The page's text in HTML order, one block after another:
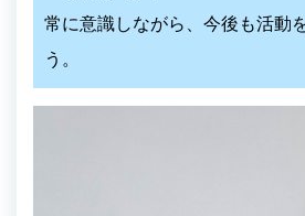
常に意識しながら、今後も活動
う。